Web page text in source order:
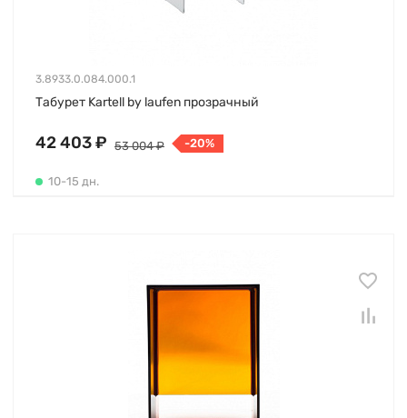
3.8933.0.084.000.1
Табурет Kartell by laufen прозрачный
42 403 ₽ 53 004 ₽ -20%
10-15 дн.